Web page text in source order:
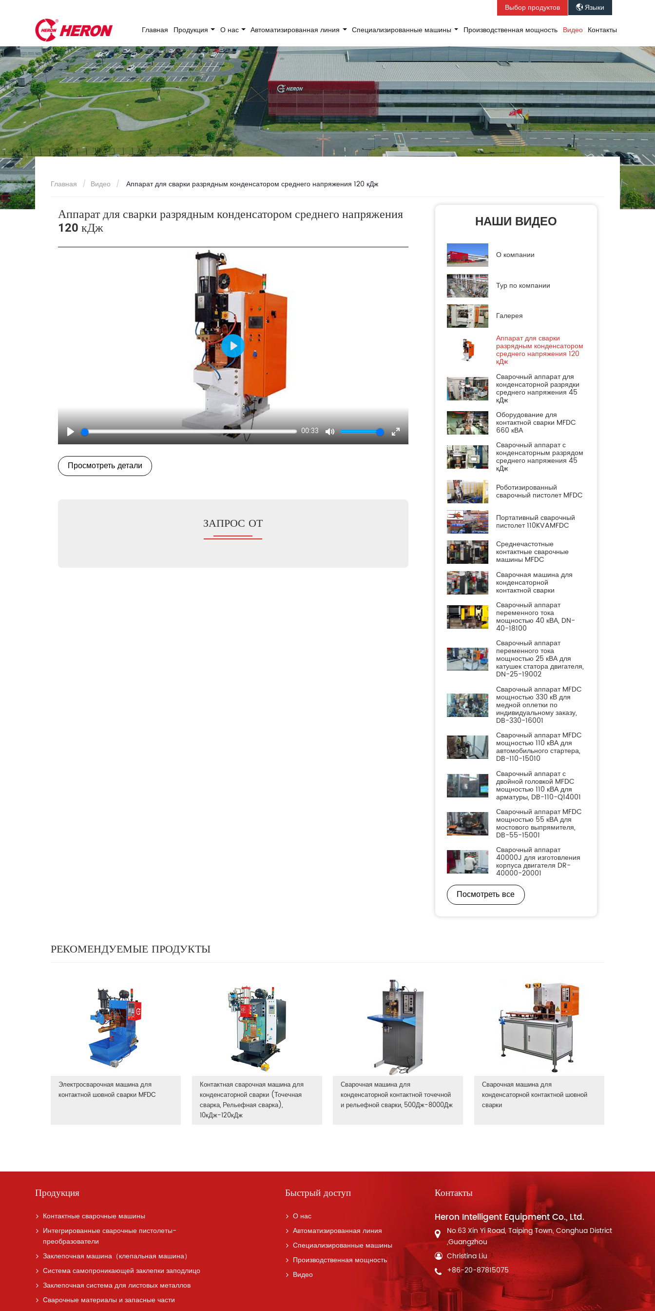
Выбор продуктов  Языки
Главная Продукция О нас Автоматизированная линия Специализированные машины Производственная мощность Видео Контакты
Главная Видео Аппарат для сварки разрядным конденсатором среднего напряжения 120 кДж
Аппарат для сварки разрядным конденсатором среднего напряжения
120 кДж
Play
00:33
Mute
Enter
Play
Просмотреть детали
ЗАПРОС ОТ
НАШИ ВИДЕО
О компании
Тур по компании
Галерея
Аппарат для сварки
разрядным конденсатором
среднего напряжения 120
кДж
Сварочный аппарат для
конденсаторной разрядки
среднего напряжения 45
кДж
Оборудование для
контактной сварки MFDC
660 кВА
Сварочный аппарат с
конденсаторным разрядом
среднего напряжения 45
кДж
Роботизированный
сварочный пистолет MFDC
Портативный сварочный
пистолет 110KVAMFDC
Среднечастотные
контактные сварочные
машины MFDC
Сварочная машина для
конденсаторной
контактной сварки
Сварочный аппарат
переменного тока
мощностью 40 кВА, DN-
40-18100
Сварочный аппарат
переменного тока
мощностью 25 кВА для
катушек статора двигателя,
DN-25-19002
Сварочный аппарат MFDC
мощностью 330 кВ для
медной оплетки по
индивидуальному заказу,
DB-330-16001
Сварочный аппарат MFDC
мощностью 110 кВА для
автомобильного стартера,
DB-110-15010
Сварочный аппарат с
двойной головкой MFDC
мощностью 110 кВА для
арматуры, DB-110-Q14001
Сварочный аппарат MFDC
мощностью 55 кВА для
мостового выпрямителя,
DB-55-15001
Сварочный аппарат
40000J для изготовления
корпуса двигателя DR-
40000-20001
Посмотреть все
РЕКОМЕНДУЕМЫЕ ПРОДУКТЫ
Электросварочная машина для
контактной шовной сварки MFDC
Контактная сварочная машина для
конденсаторной сварки (Точечная
сварка, Рельефная сварка),
10кДж-120кДж
Сварочная машина для
конденсаторной контактной точечной
и рельефной сварки, 500Дж-8000Дж
Сварочная машина для
конденсаторной контактной шовной
сварки
Продукция
Контактные сварочные машины
Интегрированные сварочные пистолеты-
преобразователи
Заклепочная машина（клепальная машина）
Система самопроникающей заклепки заподлицо
Заклепочная система для листовых металлов
Сварочные материалы и запасные части
Быстрый доступ
О нас
Автоматизированная линия
Специализированные машины
Производственная мощность
Видео
Контакты
Heron Intelligent Equipment Co., Ltd.
No.63 Xin Yi Road, Taiping Town, Conghua District
,Guangzhou
Christina Liu
+86-20-87815075